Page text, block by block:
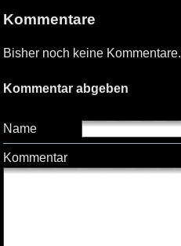
Kommentare
Bisher noch keine Kommentare.
Kommentar abgeben
Name
Kommentar